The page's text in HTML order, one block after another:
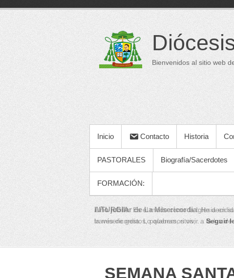
contenido
Bienvenidos al sitio web
MENÚ PRINCIPAL
Inicio Contacto Historia
PASTORALES Biografía/Sacerdotes
FORMACIÓN:
LITURGIA:Es el modo como la Iglesia en
través de gestos, palabras, ritos, … Seguir
SEMANA